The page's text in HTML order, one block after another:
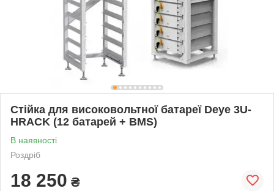
Стійка для високовольтної батареї Deye 3U-
HRACK (12 батарей + BMS)
В наявності
Роздріб
18 250 ₴